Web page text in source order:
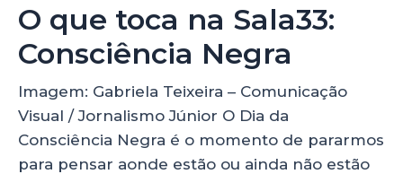
O que toca na Sala33:
Consciência Negra
Imagem: Gabriela Teixeira – Comunicação
Visual / Jornalismo Júnior O Dia da
Consciência Negra é o momento de pararmos
para pensar aonde estão ou ainda não estão